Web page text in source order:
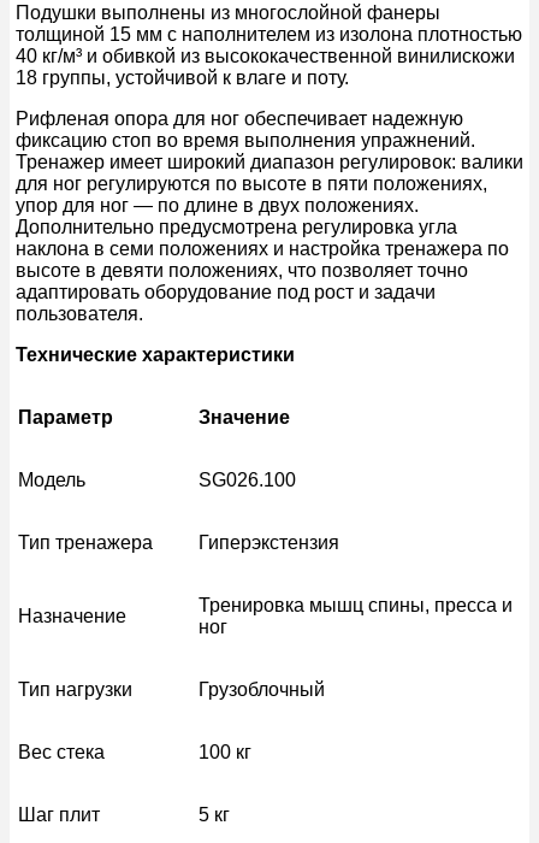
Подушки выполнены из многослойной фанеры
толщиной 15 мм с наполнителем из изолона плотностью
40 кг/м³ и обивкой из высококачественной винилискожи
18 группы, устойчивой к влаге и поту.
Рифленая опора для ног обеспечивает надежную
фиксацию стоп во время выполнения упражнений.
Тренажер имеет широкий диапазон регулировок: валики
для ног регулируются по высоте в пяти положениях,
упор для ног — по длине в двух положениях.
Дополнительно предусмотрена регулировка угла
наклона в семи положениях и настройка тренажера по
высоте в девяти положениях, что позволяет точно
адаптировать оборудование под рост и задачи
пользователя.
Технические характеристики
Параметр Значение
Модель SG026.100
Тип тренажера Гиперэкстензия
Назначение
Тренировка мышц спины, пресса и
ног
Тип нагрузки Грузоблочный
Вес стека 100 кг
Шаг плит 5 кг